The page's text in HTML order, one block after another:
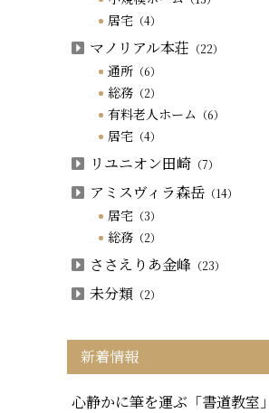
居宅（4）
マノリアル本荘 （22）
通所（6）
総務（2）
有料老人ホーム （6）
居宅（4）
リユニオン田崎（7）
アミスヴィラ森岳（14）
居宅（3）
総務（2）
ささえりあ金峰（23）
未分類（2）
新着情報
心静かに筆を運ぶ「書道教室」